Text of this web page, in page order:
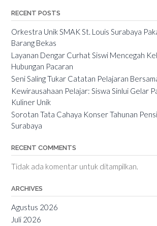
RECENT POSTS
Orkestra Unik SMAK St. Louis Surabaya
Barang Bekas
Layanan Dengar Curhat Siswi Mencegah
Hubungan Pacaran
Seni Saling Tukar Catatan Pelajaran
Kewirausahaan Pelajar: Siswa Sinlui Gelar
Kuliner Unik
Sorotan Tata Cahaya Konser Tahunan
Surabaya
RECENT COMMENTS
Tidak ada komentar untuk ditampilkan.
ARCHIVES
Agustus 2026
Juli 2026